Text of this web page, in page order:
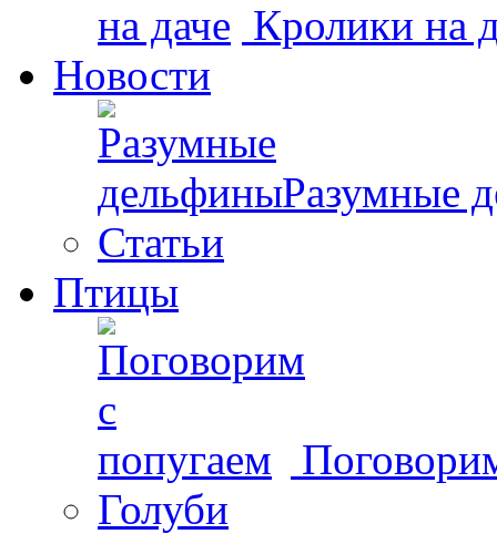
Кролики на
Новости
Разумные
Статьи
Птицы
Голуби